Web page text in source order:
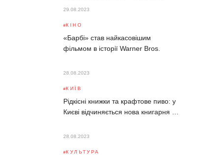
29.08.2023
КІНО
«Барбі» став найкасовішим
фільмом в історії Warner Bros.
28.08.2023
КИЇВ
Рідкісні книжки та крафтове пиво: у
Києві відчиняється нова книгарня …
28.08.2023
КУЛЬТУРА